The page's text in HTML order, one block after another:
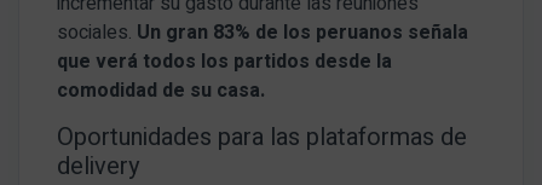
sociales. Un gran 83% de los peruanos señala
que verá todos los partidos desde la
comodidad de su casa.
Oportunidades para las plataformas de
delivery